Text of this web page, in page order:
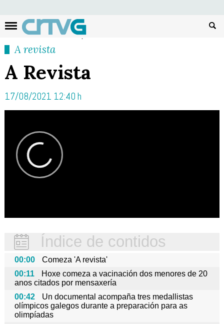
A revista
A Revista
17/08/2021 12:40 h
Índice de contidos
00:00
Comeza 'A revista'
00:11
Hoxe comeza a vacinación dos menores de 20
anos citados por mensaxería
00:42
Un documental acompaña tres medallistas
olímpicos galegos durante a preparación para as
olimpíadas